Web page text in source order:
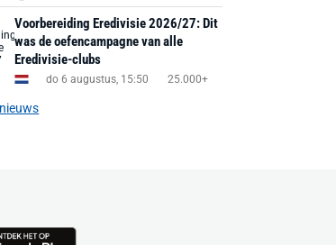
Voorbereiding Eredivisie 2026/27: Dit
was de oefencampagne van alle
Eredivisie-clubs
do 6 augustus, 15:50 25.000+